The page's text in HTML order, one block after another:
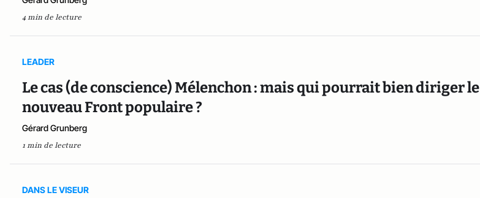
4 min de lecture
LEADER
Le cas (de conscience) Mélenchon : mais qui pourrait bien diriger le
nouveau Front populaire ?
Gérard Grunberg
1 min de lecture
DANS LE VISEUR